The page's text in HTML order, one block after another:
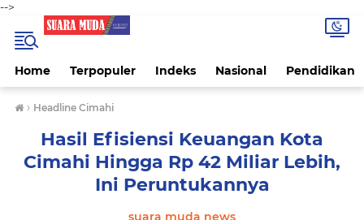
-->
Home Terpopuler Indeks Nasional Pendidikan
› Headline Cimahi
Hasil Efisiensi Keuangan Kota
Cimahi Hingga Rp 42 Miliar Lebih,
Ini Peruntukannya
suara muda news